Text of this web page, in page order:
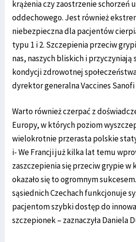
krążenia czy zaostrzenie schorzeń
oddechowego. Jest również
niebezpieczna dla pacjentów
typu 1 i 2. Szczepienia przeciw
nas, naszych bliskich i przyczyniają
kondycji zdrowotnej
dyrektor generalna Vaccines Sanofi
Warto również czerpać z
Europy, w których poziom
wielokrotnie przerasta polskie
i- We Francji już kilka lat temu
zaszczepienia się przeciw grypie w
okazało się to ogromnym
sąsiednich Czechach funkcjonuje
pacjentom szybki dostęp do
szczepionek – zaznaczyła Daniela